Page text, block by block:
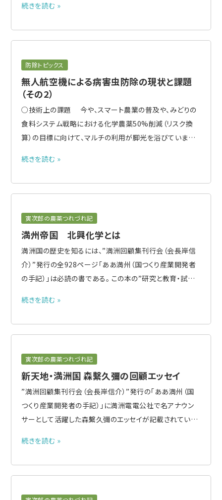
た平成の初めころに無人ヘリの事業化がはじまりました。
わゆるドローン..
続きを読む »
防除トピックス
無人航空機による病害虫防除の現状と課題
（その2）
○技術上の課題 今や、スマート農業の普及や、みどりの
食料システム戦略における化学農薬50%削減（リスク換
算）の目標に向けて、マルチの利用が脚光を浴びています。
持ち運びが容易なこと、マイドローンであれば防除したい
があります..
続きを読む »
寅次郎の農薬つれづれ記
満州帝国 北興化学とは
満洲国の歴史を知るには、”満洲回顧集刊行会（会長岸信
介）”発行の全928ページ「ああ満州（国つくり産業開発者
の手記）」は必読の書である。 この本の”研究と教育・試験
公主嶺農試の熊岳城分場で同僚だった西圭一さんについ
る。戦後派の一般..
続きを読む »
寅次郎の農薬つれづれ記
新天地・満洲国 森繫久彌の回顧エッセイ
”満洲回顧集刊行会（会長岸信介）”発行の「ああ満州（国
つくり産業開発者の手記）」に満洲電電公社で名アナウン
サーとして活躍した森繫久彌のエッセイが記載されてい
の手術を受けた直後だったので即時帰郷となった。翌1940
のアナウン..
続きを読む »